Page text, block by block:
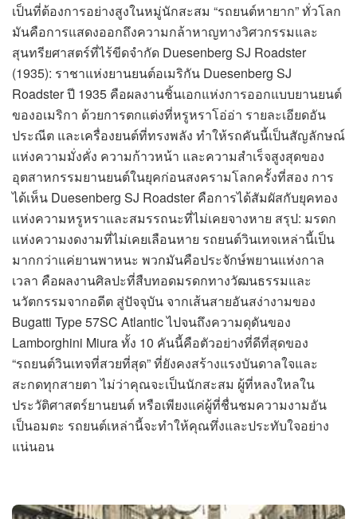
เป็นที่ต้องการอย่างสูงในหมู่นักสะสม “รถยนต์หายาก” ทั่วโลก
มันคือการแสดงออกถึงความกล้าหาญทางวิศวกรรมและ
สุนทรียศาสตร์ที่ไร้ขีดจำกัด Duesenberg SJ Roadster
(1935): ราชาแห่งยานยนต์อเมริกัน Duesenberg SJ
Roadster ปี 1935 คือผลงานชิ้นเอกแห่งการออกแบบยานยนต์
ของอเมริกา ด้วยการตกแต่งที่หรูหราโอ่อ่า รายละเอียดอัน
ประณีต และเครื่องยนต์ที่ทรงพลัง ทำให้รถคันนี้เป็นสัญลักษณ์
แห่งความมั่งคั่ง ความก้าวหน้า และความสำเร็จสูงสุดของ
อุตสาหกรรมยานยนต์ในยุคก่อนสงครามโลกครั้งที่สอง การ
ได้เห็น Duesenberg SJ Roadster คือการได้สัมผัสกับยุคทอง
แห่งความหรูหราและสมรรถนะที่ไม่เคยจางหาย สรุป: มรดก
แห่งความงดงามที่ไม่เคยเลือนหาย รถยนต์วินเทจเหล่านี้เป็น
มากกว่าแค่ยานพาหนะ พวกมันคือประจักษ์พยานแห่งกาล
เวลา คือผลงานศิลปะที่สืบทอดมรดกทางวัฒนธรรมและ
นวัตกรรมจากอดีต สู่ปัจจุบัน จากเส้นสายอันสง่างามของ
Bugatti Type 57SC Atlantic ไปจนถึงความดุดันของ
Lamborghini Miura ทั้ง 10 คันนี้คือตัวอย่างที่ดีที่สุดของ
“รถยนต์วินเทจที่สวยที่สุด” ที่ยังคงสร้างแรงบันดาลใจและ
สะกดทุกสายตา ไม่ว่าคุณจะเป็นนักสะสม ผู้ที่หลงใหลใน
ประวัติศาสตร์ยานยนต์ หรือเพียงแค่ผู้ที่ชื่นชมความงามอัน
เป็นอมตะ รถยนต์เหล่านี้จะทำให้คุณทึ่งและประทับใจอย่าง
แน่นอน